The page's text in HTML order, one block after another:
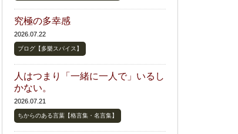
究極の多幸感
2026.07.22
ブログ【多樂スパイス】
人はつまり「一緒に一人で」いるし
かない。
2026.07.21
ちからのある言葉【格言集・名言集】